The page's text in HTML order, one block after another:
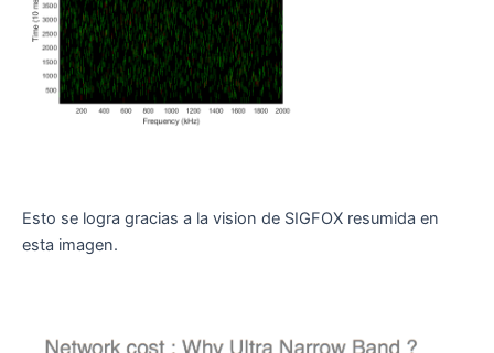
Esto se logra gracias a la vision de SIGFOX resumida en
esta imagen.